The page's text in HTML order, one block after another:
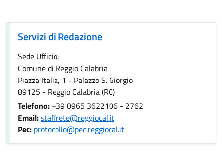
Servizi di Redazione
Sede Ufficio:
Comune di Reggio Calabria
Piazza Italia, 1 - Palazzo S. Giorgio
89125 - Reggio Calabria (RC)
Telefono: +39 0965 3622106 - 2762
Email:staffrete@reggiocal.it
Pec: protocollo@pec.reggiocal.it